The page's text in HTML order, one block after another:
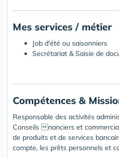
Mes services / métier
Job d'été ou saisonniers
Secrétariat & Saisie de
Compétences &
Responsable des activités
Conseils nanciers et
de produits et de services
compte, les prêts personnels et